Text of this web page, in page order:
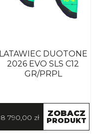
LATAWIEC DUOTONE
2026 EVO SLS C12
GR/PRPL
8 790,00 zł ZOBACZ
PRODUKT